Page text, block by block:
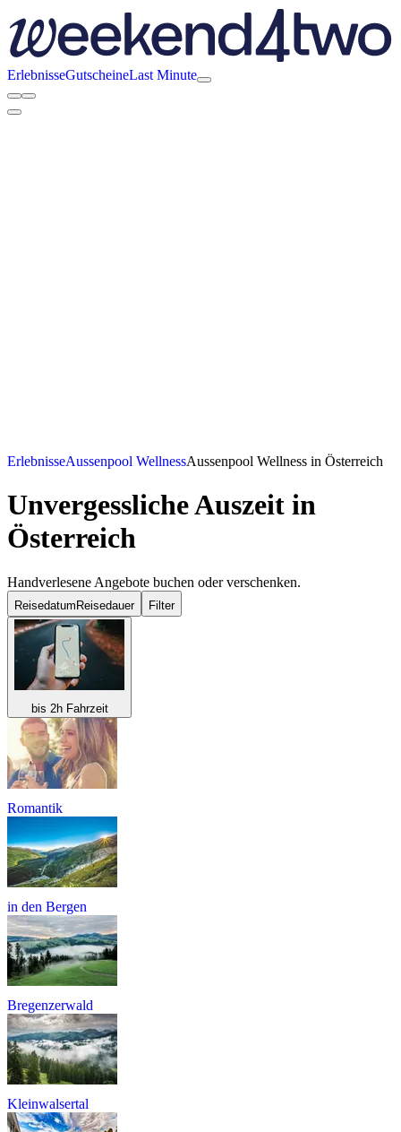
ErlebnisseGutscheineLast Minute
ErlebnisseAussenpool WellnessAussenpool Wellness in Österreich
Unvergessliche Auszeit in
Österreich
Handverlesene Angebote buchen oder verschenken.
Reisedatum Reisedauer Filter
bis 2h Fahrzeit
Romantik
in den Bergen
Bregenzerwald
Kleinwalsertal